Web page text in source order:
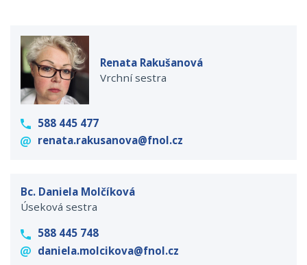
Renata Rakušanová
Vrchní sestra
588 445 477
renata.rakusanova@fnol.cz
Bc. Daniela Molčíková
Úseková sestra
588 445 748
daniela.molcikova@fnol.cz